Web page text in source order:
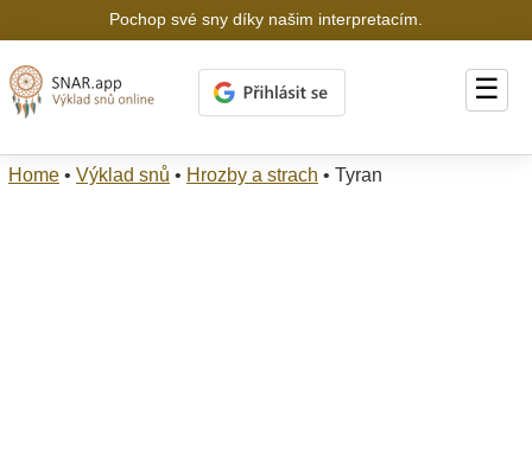
Pochop své sny díky našim interpretacím.
☰
Home • Výklad snů • Hrozby a strach • Tyran